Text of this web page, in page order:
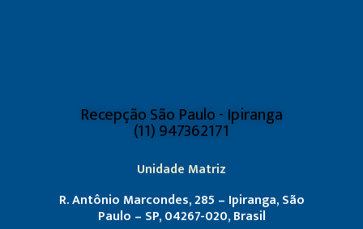
Recepção São Paulo - Ipiranga
(11) 947362171
Unidade Matriz
R. Antônio Marcondes, 285 – Ipiranga, São
Paulo – SP, 04267-020, Brasil